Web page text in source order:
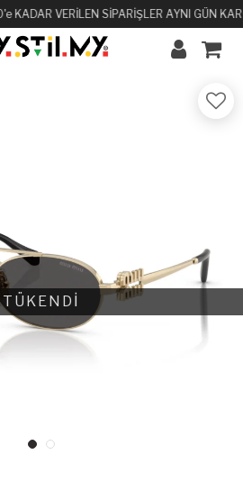
VERİLEN SİPARİŞLER AYNI GÜN
TÜKENDİ